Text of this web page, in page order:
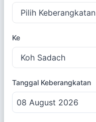
Pilih Keberangkatan
Ke
Koh Sadach
Tanggal Keberangkatan